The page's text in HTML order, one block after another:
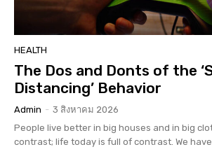
HEALTH
The Dos and Donts of the
Distancing’ Behavior
Admin - 3 สิงหาคม 2026
People live better in big houses and in big
contrast; life today is full of contrast. We